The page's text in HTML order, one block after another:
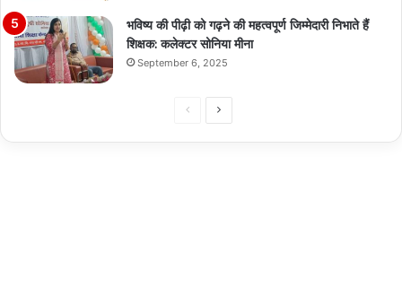
भविष्य की पीढ़ी को गढ़ने की महत्वपूर्ण जिम्मेदारी निभाते हैं
शिक्षक: कलेक्टर सोनिया मीना
September 6, 2025
PreviousNext